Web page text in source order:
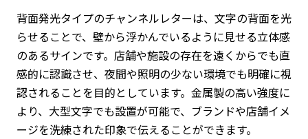
背面発光タイプのチャンネルレターは、文字の背面を光
らせることで、壁から浮かんでいるように見せる立体感
のあるサインです。店舗や施設の存在を遠くからでも直
感的に認識させ、夜間や照明の少ない環境でも明確に視
認されることを目的としています。金属製の高い強度に
より、大型文字でも設置が可能で、ブランドや店舗イメ
ージを洗練された印象で伝えることができます。